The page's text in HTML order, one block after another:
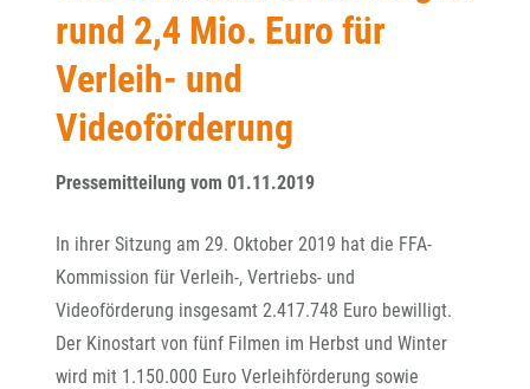
rund 2,4 Mio. Euro für
Verleih- und
Videoförderung
Pressemitteilung vom 01.11.2019
In ihrer Sitzung am 29. Oktober 2019 hat die FFA-
Kommission für Verleih-, Vertriebs- und
Videoförderung insgesamt 2.417.748 Euro bewilligt.
Der Kinostart von fünf Filmen im Herbst und Winter
wird mit 1.150.000 Euro Verleihförderung sowie